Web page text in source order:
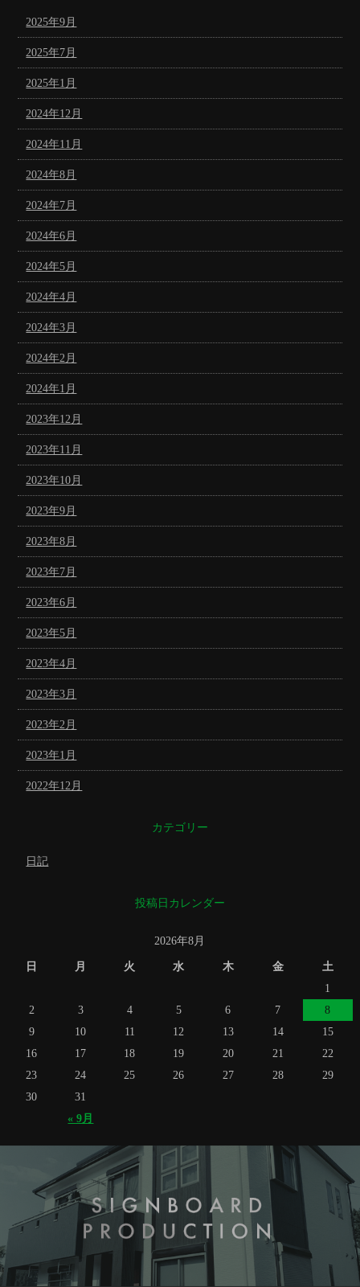
2025年9月
2025年7月
2025年1月
2024年12月
2024年11月
2024年8月
2024年7月
2024年6月
2024年5月
2024年4月
2024年3月
2024年2月
2024年1月
2023年12月
2023年11月
2023年10月
2023年9月
2023年8月
2023年7月
2023年6月
2023年5月
2023年4月
2023年3月
2023年2月
2023年1月
2022年12月
カテゴリー
日記
投稿日カレンダー
2026年8月
日 月 火 水 木 金 土
« 9月
1
2
3 4 5 6 7
8
9
10 11 12 13 14
15
16
17 18 19 20 21
22
23
24 25 26 27 28
29
30
31